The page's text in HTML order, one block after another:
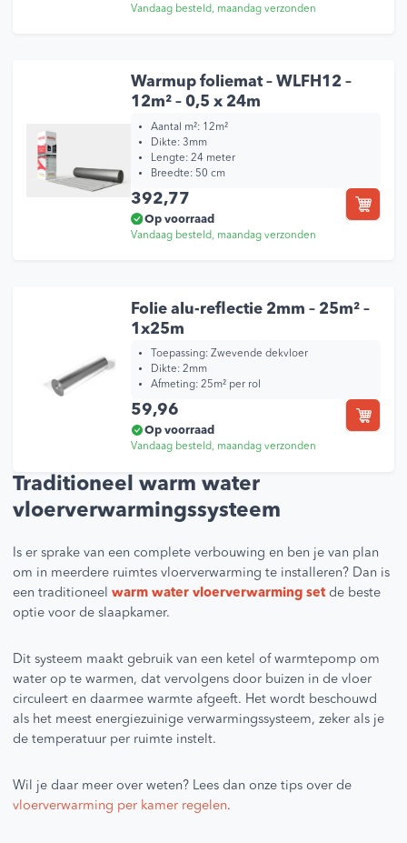
Vandaag besteld, maandag verzonden
Warmup foliemat – WLFH12 –
12m² – 0,5 x 24m
Aantal m²: 12m²
Dikte: 3mm
Lengte: 24 meter
Breedte: 50 cm
392,77
Op voorraad
Vandaag besteld, maandag verzonden
Folie alu-reflectie 2mm – 25m² –
1x25m
Toepassing: Zwevende dekvloer
Dikte: 2mm
Afmeting: 25m² per rol
59,96
Op voorraad
Vandaag besteld, maandag verzonden
Traditioneel warm water
vloerverwarmingssysteem
Is er sprake van een complete verbouwing en ben je van plan
om in meerdere ruimtes vloerverwarming te installeren? Dan is
een traditioneelwarm water vloerverwarming setde beste
optie voor de slaapkamer.
Dit systeem maakt gebruik van een ketel of warmtepomp om
water op te warmen, dat vervolgens door buizen in de vloer
circuleert en daarmee warmte afgeeft. Het wordt beschouwd
als het meest energiezuinige verwarmingssysteem, zeker als je
de temperatuur per ruimte instelt.
Wil je daar meer over weten? Lees dan onze tips over de
vloerverwarming per kamer regelen.